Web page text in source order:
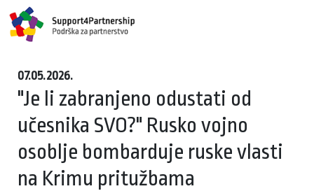
07.05.2026.
"Je li zabranjeno odustati od
učesnika SVO?" Rusko vojno
osoblje bombarduje ruske vlasti
na Krimu pritužbama